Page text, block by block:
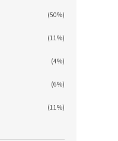
(50%)
(11%)
(4%)
(6%)
(11%)